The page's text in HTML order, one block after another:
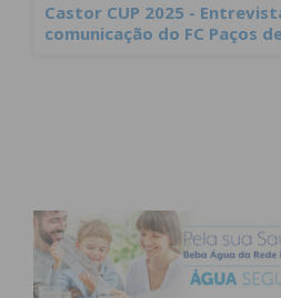
Castor CUP 2025 -
comunicação do FC Paços